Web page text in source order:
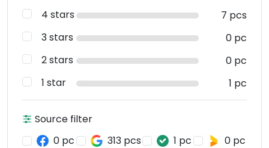
4 stars
7 pcs
3 stars
0 pc
2 stars
0 pc
1 star
1 pc
Source filter
0 pc
313 pcs 1 pc 0 pc